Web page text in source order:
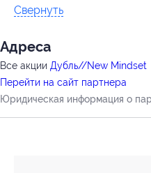
Свернуть
Адресa
Все акции Дубль//New Mindset
Перейти на сайт партнера
Юридическая информация о